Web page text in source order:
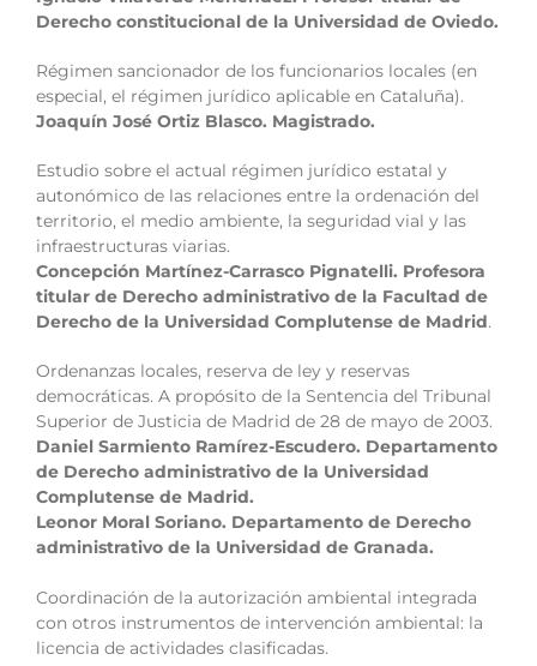
Derecho constitucional de la Universidad de Oviedo.
Régimen sancionador de los funcionarios locales (en
especial, el régimen jurídico aplicable en Cataluña).
Joaquín José Ortiz Blasco. Magistrado.
Estudio sobre el actual régimen jurídico estatal y
autonómico de las relaciones entre la ordenación del
territorio, el medio ambiente, la seguridad vial y las
infraestructuras viarias.
Concepción Martínez-Carrasco Pignatelli. Profesora
titular de Derecho administrativo de la Facultad de
Derecho de la Universidad Complutense de Madrid.
Ordenanzas locales, reserva de ley y reservas
democráticas. A propósito de la Sentencia del Tribunal
Superior de Justicia de Madrid de 28 de mayo de 2003.
Daniel Sarmiento Ramírez-Escudero. Departamento
de Derecho administrativo de la Universidad
Complutense de Madrid.
Leonor Moral Soriano. Departamento de Derecho
administrativo de la Universidad de Granada.
Coordinación de la autorización ambiental integrada
con otros instrumentos de intervención ambiental: la
licencia de actividades clasificadas.